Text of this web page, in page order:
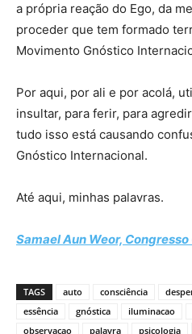
a própria reação do Ego, da
proceder que tem formado
Movimento Gnóstico
Por aqui, por ali e por acolá,
insultar, para ferir, para
tudo isso está causando
Gnóstico Internacional.
Até aqui, minhas palavras.
Samael Aun Weor,
TAGS auto consciência
essência
gnóstica iluminacao
observacao
palavra psicologia